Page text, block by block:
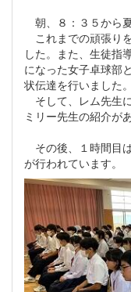
朝、８：３５から
これまでの頑張り
した。また、生徒指
になった女子卓球部
状伝達を行いました。
そして、レム先生
ミリー先生の紹介が
その後、１時間目
が行われています。